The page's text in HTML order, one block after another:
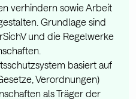
verhindern sowie Arbeit
Grundlage sind
und die Regelwerke
basiert auf
Verordnungen)
als Träger der